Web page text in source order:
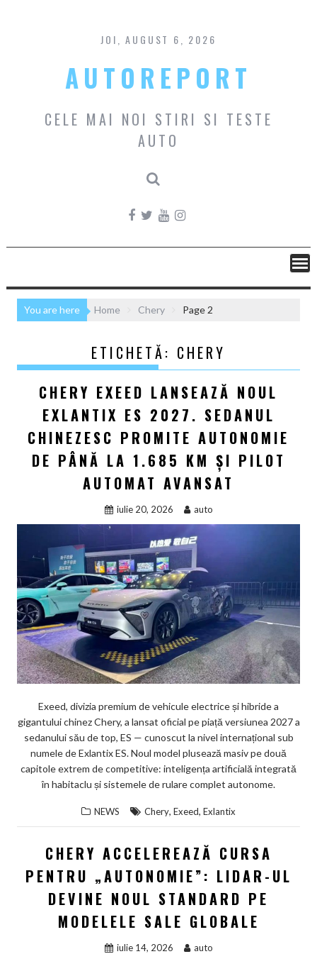
content
JOI, AUGUST 6, 2026
AUTOREPORT
CELE MAI NOI STIRI SI TESTE
AUTO
You are here Home Chery Page 2
ETICHETĂ: CHERY
CHERY EXEED LANSEAZĂ NOUL
EXLANTIX ES 2027. SEDANUL
CHINEZESC PROMITE AUTONOMIE
DE PÂNĂ LA 1.685 KM ȘI PILOT
AUTOMAT AVANSAT
iulie 20, 2026 auto
Exeed, divizia premium de vehicule electrice și hibride a
gigantului chinez Chery, a lansat oficial pe piață versiunea 2027 a
sedanului său de top, ES — cunoscut la nivel internațional sub
numele de Exlantix ES. Noul model plusează masiv pe două
capitole extrem de competitive: inteligența artificială integrată
în habitaclu și sistemele de rulare complet autonome.
NEWS Chery, Exeed, Exlantix
CHERY ACCELEREAZĂ CURSA
PENTRU „AUTONOMIE”: LIDAR-UL
DEVINE NOUL STANDARD PE
MODELELE SALE GLOBALE
iulie 14, 2026 auto